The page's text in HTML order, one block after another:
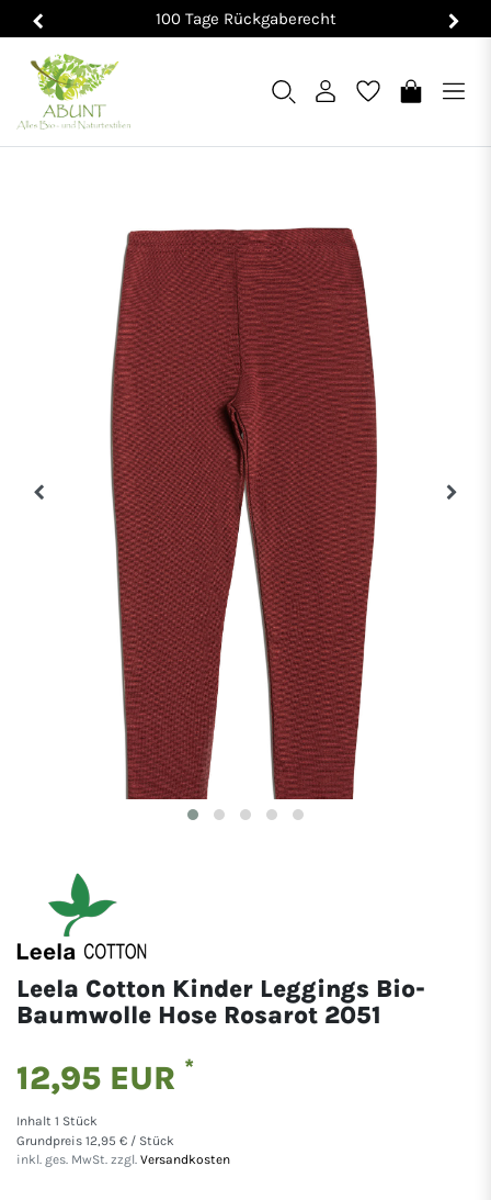
100 Tage Rückgaberecht
Leela Cotton Kinder Leggings Bio-
Baumwolle Hose Rosarot 2051
12,95 EUR *
Inhalt 1 Stück
Grundpreis 12,95 € / Stück
inkl. ges. MwSt. zzgl. Versandkosten